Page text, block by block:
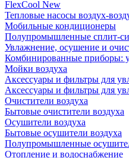
FlexCool New
Тепловые насосы воздух-
Мобильные кондиционеры
Полупромышленные сплит-
Увлажнение, осушение и
Комбинированные приборы:
Мойки воздуха
Аксессуары и фильтры для
Аксессуары и фильтры для
Очистители воздуха
Бытовые очистители воздуха
Осушители воздуха
Бытовые осушители воздуха
Полупромышленные
Отопление и водоснабжение